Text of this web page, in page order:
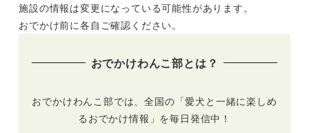
施設の情報は変更になっている可能性があります。
おでかけ前に各自ご確認ください。
おでかけわんこ部とは？
おでかけわんこ部では、全国の「愛犬と一緒に楽しめ
るおでかけ情報」を毎日発信中！